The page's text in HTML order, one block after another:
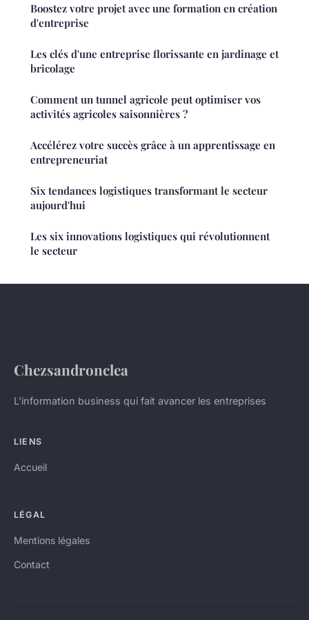
Boostez votre projet avec une formation en création
d'entreprise
Les clés d'une entreprise florissante en jardinage et
bricolage
Comment un tunnel agricole peut optimiser vos
activités agricoles saisonnières ?
Accélérez votre succès grâce à un apprentissage en
entrepreneuriat
Six tendances logistiques transformant le secteur
aujourd'hui
Les six innovations logistiques qui révolutionnent
le secteur
Chezsandronclea
L'information business qui fait avancer les entreprises
LIENS
Accueil
LÉGAL
Mentions légales
Contact